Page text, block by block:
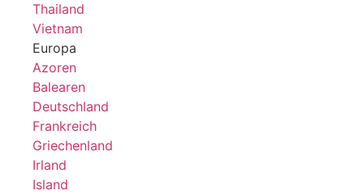
Thailand
Vietnam
Europa
Azoren
Balearen
Deutschland
Frankreich
Griechenland
Irland
Island